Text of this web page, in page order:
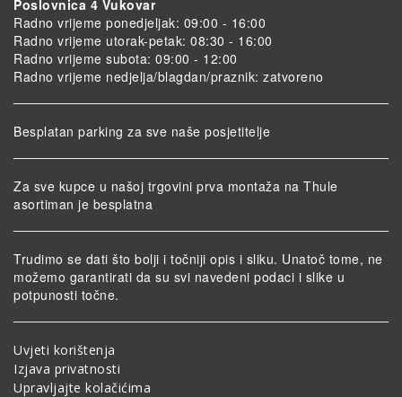
Poslovnica 4 Vukovar
Radno vrijeme ponedjeljak: 09:00 - 16:00
Radno vrijeme utorak-petak: 08:30 - 16:00
Radno vrijeme subota: 09:00 - 12:00
Radno vrijeme nedjelja/blagdan/praznik: zatvoreno
Besplatan parking za sve naše posjetitelje
Za sve kupce u našoj trgovini prva montaža na Thule
asortiman je besplatna
Trudimo se dati što bolji i točniji opis i sliku. Unatoč tome, ne
možemo garantirati da su svi navedeni podaci i slike u
potpunosti točne.
Uvjeti korištenja
Izjava privatnosti
Upravljajte kolačićima